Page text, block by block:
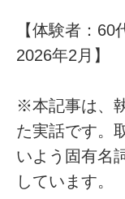
【体験者：60
2026年2月】
※本記事は、
た実話です。
いよう固有名
しています。